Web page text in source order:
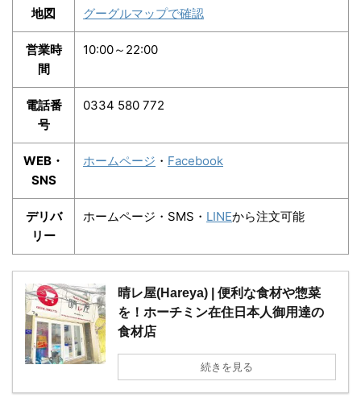
地図 グーグルマップで確認
営業時
間
10:00～22:00
電話番
号
0334 580 772
WEB・
SNS
ホームページ ・ Facebook
デリバ
リー
ホームページ・SMS・ LINEから注文可能
晴レ屋(Hareya) | 便利な食材や惣菜
を！ホーチミン在住日本人御用達の
食材店
続きを見る